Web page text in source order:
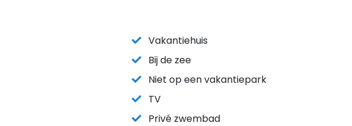
Vakantiehuis
Bij de zee
Niet op een vakantiepark
TV
Privé zwembad